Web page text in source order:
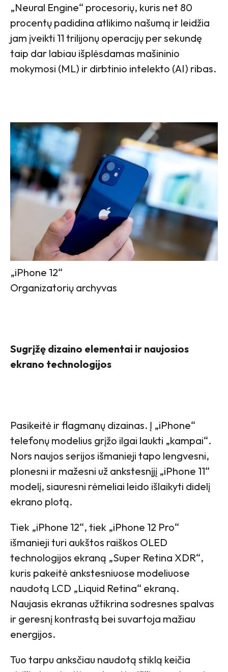
„Neural Engine“ procesorių, kuris net 80
procentų padidina atlikimo našumą ir leidžia
jam įveikti 11 trilijonų operacijų per sekundę
taip dar labiau išplėsdamas mašininio
mokymosi (ML) ir dirbtinio intelekto (AI) ribas.
„iPhone 12“
Organizatorių archyvas
Sugrįžę dizaino elementai ir naujosios
ekrano technologijos
Pasikeitė ir flagmanų dizainas. Į „iPhone“
telefonų modelius grįžo ilgai laukti „kampai“.
Nors naujos serijos išmanieji tapo lengvesni,
plonesni ir mažesni už ankstesnįjį „iPhone 11“
modelį, siauresni rėmeliai leido išlaikyti didelį
ekrano plotą.
Tiek „iPhone 12“, tiek „iPhone 12 Pro“
išmanieji turi aukštos raiškos OLED
technologijos ekraną „Super Retina XDR“,
kuris pakeitė ankstesniuose modeliuose
naudotą LCD „Liquid Retina“ ekraną.
Naujasis ekranas užtikrina sodresnes spalvas
ir geresnį kontrastą bei suvartoja mažiau
energijos.
Tuo tarpu anksčiau naudotą stiklą keičia